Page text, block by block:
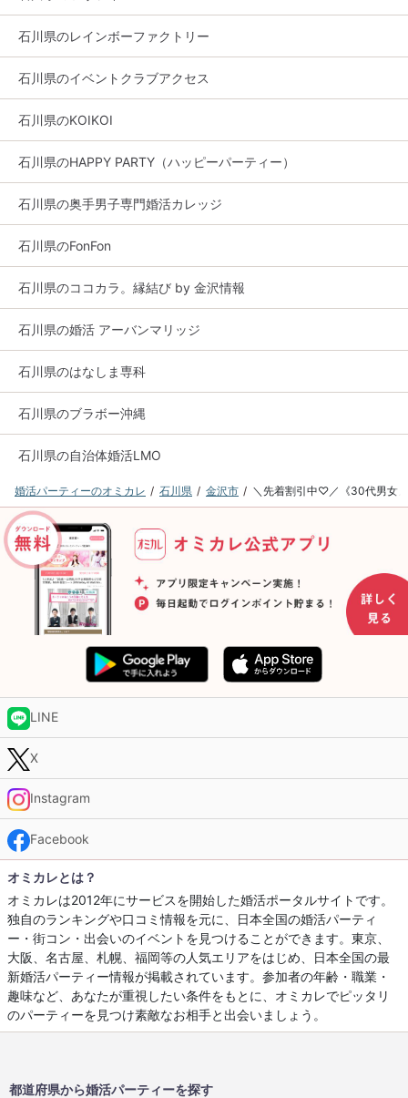
石川県のレインボーファクトリー
石川県のイベントクラブアクセス
石川県のKOIKOI
石川県のHAPPY PARTY（ハッピーパーティー）
石川県の奥手男子専門婚活カレッジ
石川県のFonFon
石川県のココカラ。縁結び by 金沢情報
石川県の婚活 アーバンマリッジ
石川県のはなしま専科
石川県のブラボー沖縄
石川県の自治体婚活LMO
婚活パーティーのオミカレ 石川県 金沢市 ＼先着割引中♡／《30代男女
LINE
X
Instagram
Facebook
オミカレとは？
オミカレは2012年にサービスを開始した婚活ポータルサイトです。
独自のランキングや口コミ情報を元に、日本全国の婚活パーティ
ー・街コン・出会いのイベントを見つけることができます。東京、
大阪、名古屋、札幌、福岡等の人気エリアをはじめ、日本全国の最
新婚活パーティー情報が掲載されています。参加者の年齢・職業・
趣味など、あなたが重視したい条件をもとに、オミカレでピッタリ
のパーティーを見つけ素敵なお相手と出会いましょう。
都道府県から婚活パーティーを探す